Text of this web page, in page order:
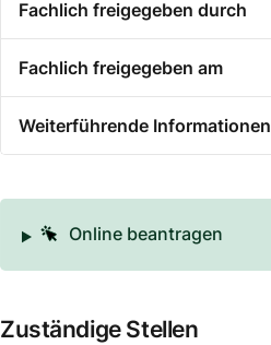
Fachlich freigegeben durch
Fachlich freigegeben am
Weiterführende Informationen
Online beantragen
Zuständige Stellen